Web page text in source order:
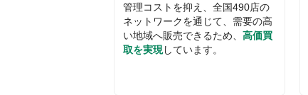
管理コストを抑え、全国490店の
ネットワークを通じて、需要の高
い地域へ販売できるため、 高価買
取を実現しています。